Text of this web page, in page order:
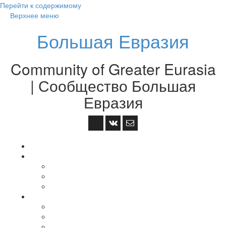
Перейти к содержимому
Верхнее меню
Большая Евразия
Community of Greater Eurasia
| Сообщество Большая
Евразия